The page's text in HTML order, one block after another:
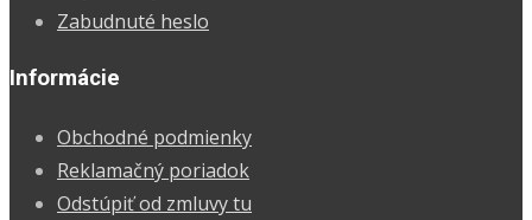
Zabudnuté heslo
Informácie
Obchodné podmienky
Reklamačný poriadok
Odstúpiť od zmluvy tu